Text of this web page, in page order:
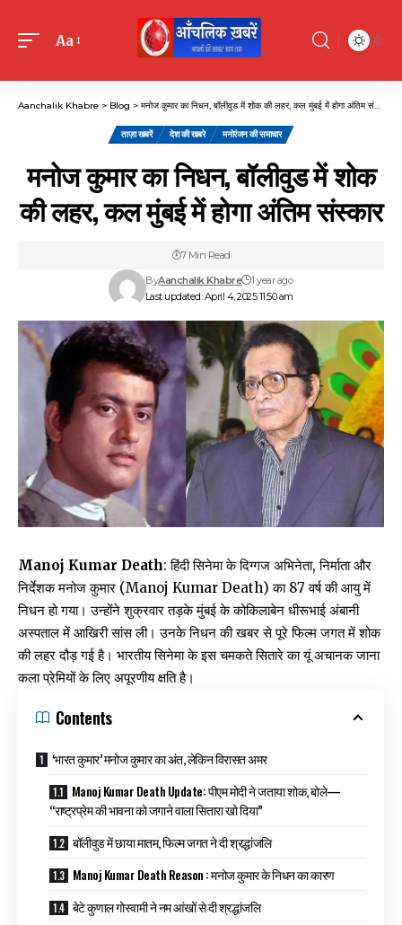
Font
Aa
Aanchalik Khabre > Blog > मनोज कुमार का निधन, बॉलीवुड में शोक की लहर, कल मुंबई में होगा अंतिम संस्कार
ताज़ा खबरें देश की खबरे मनोरंजन की समाचार
मनोज कुमार का निधन, बॉलीवुड में शोक
की लहर, कल मुंबई में होगा अंतिम संस्कार
Last updated: April 4, 2025 11:50 am
ByAanchalik Khabre 1 year ago
7 Min Read
Manoj Kumar Death: हिंदी सिनेमा के दिग्गज अभिनेता, निर्माता और
निर्देशक मनोज कुमार (Manoj Kumar Death) का 87 वर्ष की आयु में
निधन हो गया। उन्होंने शुक्रवार तड़के मुंबई के कोकिलाबेन धीरूभाई अंबानी
अस्पताल में आखिरी सांस ली। उनके निधन की खबर से पूरे फिल्म जगत में शोक
की लहर दौड़ गई है। भारतीय सिनेमा के इस चमकते सितारे का यूं अचानक जाना
कला प्रेमियों के लिए अपूरणीय क्षति है।
Contents
‘भारत कुमार’ मनोज कुमार का अंत, लेकिन विरासत अमर
Manoj Kumar Death Update: पीएम मोदी ने जताया शोक, बोले—
“राष्ट्रप्रेम की भावना को जगाने वाला सितारा खो दिया”
बॉलीवुड में छाया मातम, फिल्म जगत ने दी श्रद्धांजलि
Manoj Kumar Death Reason : मनोज कुमार के निधन का कारण
बेटे कुणाल गोस्वामी ने नम आंखों से दी श्रद्धांजलि